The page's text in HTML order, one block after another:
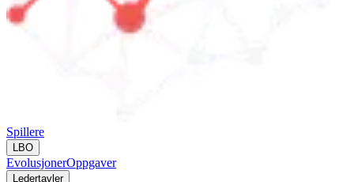
Spillere
LBO
EvolusjonerOppgaver
Ledertavler